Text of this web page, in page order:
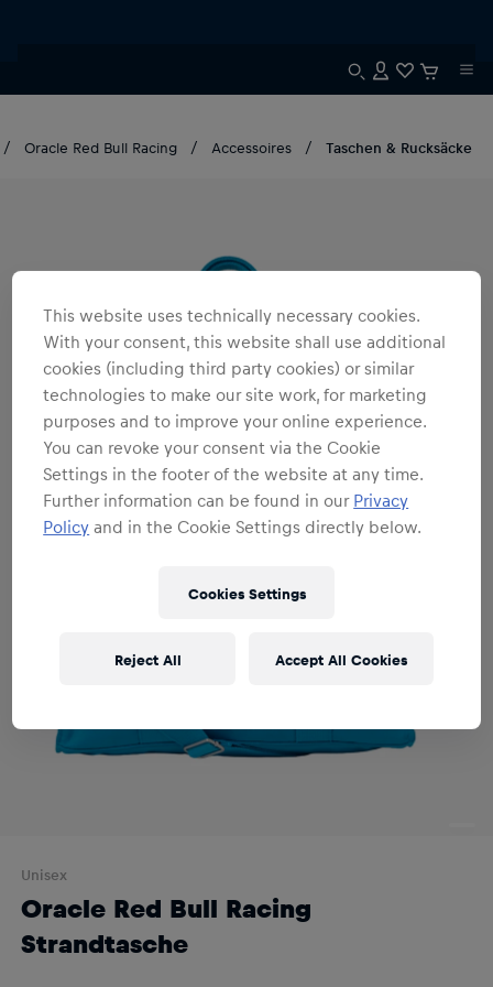
Oracle Red Bull Racing Accessoires Taschen & Rucksäcke
Unisex
Oracle Red Bull Racing
Strandtasche
This website uses technically necessary cookies.
With your consent, this website shall use additional
cookies (including third party cookies) or similar
technologies to make our site work, for marketing
purposes and to improve your online experience.
You can revoke your consent via the Cookie
Settings in the footer of the website at any time.
Further information can be found in our Privacy
Policy and in the Cookie Settings directly below.
Cookies Settings
Reject All Accept All Cookies